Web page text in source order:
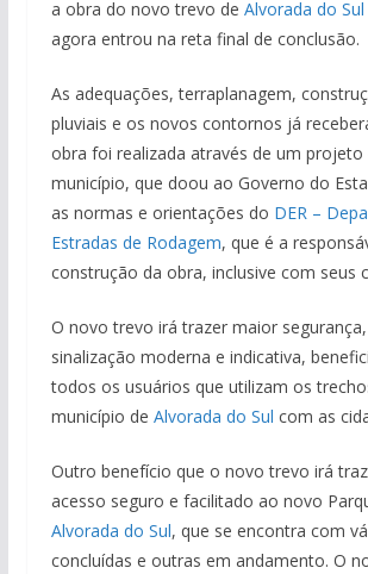
a obra do novo trevo de Alvorada do Sul
agora entrou na reta final de conclusão.
As adequações, terraplanagem,
pluviais e os novos contornos já
obra foi realizada através de um projeto
município, que doou ao Governo do
as normas e orientações do DER –
Estradas de Rodagem, que é a
construção da obra, inclusive com seus
O novo trevo irá trazer maior
sinalização moderna e indicativa,
todos os usuários que utilizam os
município de Alvorada do Sul com as
Outro benefício que o novo trevo irá
acesso seguro e facilitado ao novo
Alvorada do Sul, que se encontra com
concluídas e outras em andamento. O